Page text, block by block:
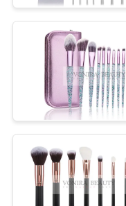
に
商標の
シ